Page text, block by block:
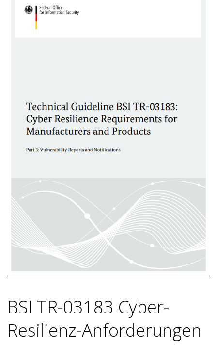
BSI TR-03183 Cyber-
Resilienz-Anforderungen